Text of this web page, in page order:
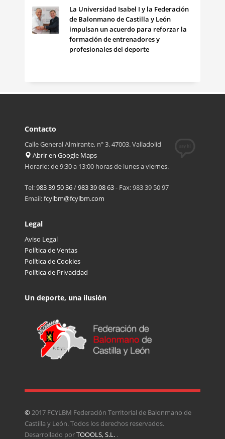
La Universidad Isabel I y la Federación
de Balonmano de Castilla y León
impulsan un acuerdo para reforzar la
formación de entrenadores y
profesionales del deporte
Contacto
Calle General Almirante, nº 3. 47003. Valladolid
Abrir en Google Maps
Horario: de 9:30 a 13:00 horas de lunes a viernes.
Tel:983 39 50 36/983 39 08 63- Fax: 983 39 50 97
Email:fcylbm@fcylbm.com
Legal
Aviso Legal
Política de Ventas
Política de Cookies
Política de Privacidad
Un deporte, una ilusión
©2017 FCYLBM Federación Territorial de Balonmano de
Castilla y León. Todos los derechos reservados.
Desarrollado porTOOOLS, S.L. .